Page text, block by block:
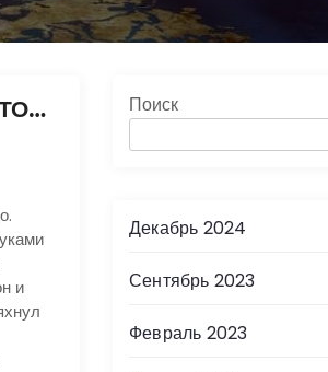
НЕ КАСАЙСЯ ЗЛАТА – ЗЛО ТО. ЗОЛОТОДОБЫЧА В СИБИРИ
и
Поиск
Декабрь 2024
Сентябрь 2023
Февраль 2023